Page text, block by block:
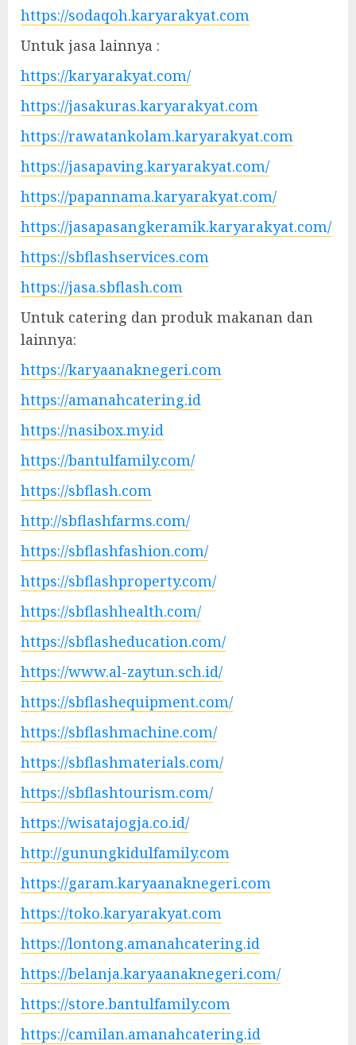
https://sodaqoh.karyarakyat.com
Untuk jasa lainnya :
https://karyarakyat.com/
https://jasakuras.karyarakyat.com
https://rawatankolam.karyarakyat.com
https://jasapaving.karyarakyat.com/
https://papannama.karyarakyat.com/
https://jasapasangkeramik.karyarakyat.com/
https://sbflashservices.com
https://jasa.sbflash.com
Untuk catering dan produk makanan dan
lainnya:
https://karyaanaknegeri.com
https://amanahcatering.id
https://nasibox.my.id
https://bantulfamily.com/
https://sbflash.com
http://sbflashfarms.com/
https://sbflashfashion.com/
https://sbflashproperty.com/
https://sbflashhealth.com/
https://sbflasheducation.com/
https://www.al-zaytun.sch.id/
https://sbflashequipment.com/
https://sbflashmachine.com/
https://sbflashmaterials.com/
https://sbflashtourism.com/
https://wisatajogja.co.id/
http://gunungkidulfamily.com
https://garam.karyaanaknegeri.com
https://toko.karyarakyat.com
https://lontong.amanahcatering.id
https://belanja.karyaanaknegeri.com/
https://store.bantulfamily.com
https://camilan.amanahcatering.id